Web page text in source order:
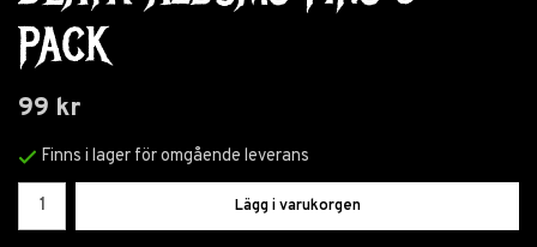
PACK
99 kr
Finns i lager för omgående leverans
Lägg i varukorgen